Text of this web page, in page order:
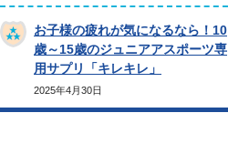
お子様の疲れが気になるなら！10
歳～15歳のジュニアアスポーツ専
用サプリ「キレキレ」
2025年4月30日